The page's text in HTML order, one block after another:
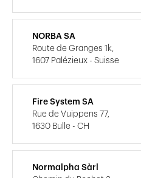
NORBA SA
Route de Granges 1k,
1607 Palézieux - Suisse
Fire System SA
Rue de Vuippens 77,
1630 Bulle - CH
Normalpha Sàrl